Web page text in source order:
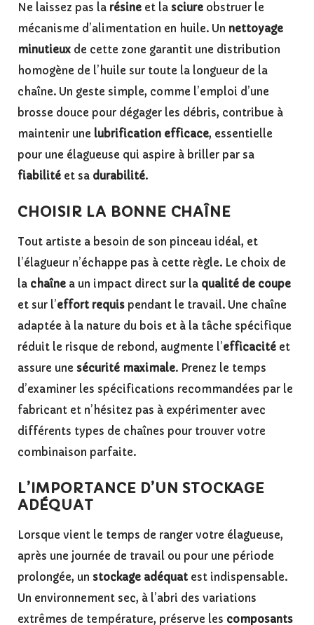
Ne laissez pas la résine et la sciure obstruer le
mécanisme d’alimentation en huile. Un nettoyage
minutieux de cette zone garantit une distribution
homogène de l’huile sur toute la longueur de la
chaîne. Un geste simple, comme l’emploi d’une
brosse douce pour dégager les débris, contribue à
maintenir une lubrification efficace, essentielle
pour une élagueuse qui aspire à briller par sa
fiabilité et sa durabilité.
CHOISIR LA BONNE CHAÎNE
Tout artiste a besoin de son pinceau idéal, et
l’élagueur n’échappe pas à cette règle. Le choix de
la chaîne a un impact direct sur la qualité de coupe
et sur l’effort requis pendant le travail. Une chaîne
adaptée à la nature du bois et à la tâche spécifique
réduit le risque de rebond, augmente l’efficacité et
assure une sécurité maximale. Prenez le temps
d’examiner les spécifications recommandées par le
fabricant et n’hésitez pas à expérimenter avec
différents types de chaînes pour trouver votre
combinaison parfaite.
L’IMPORTANCE D’UN STOCKAGE
ADÉQUAT
Lorsque vient le temps de ranger votre élagueuse,
après une journée de travail ou pour une période
prolongée, un stockage adéquatest indispensable.
Un environnement sec, à l’abri des variations
extrêmes de température, préserve les composants